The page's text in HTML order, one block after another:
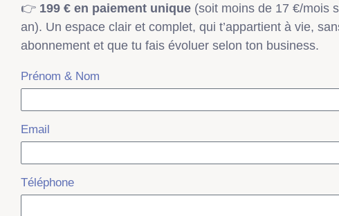
👉 199 € en paiement unique (soit moins de 17 €/mois
an). Un espace clair et complet, qui t’appartient à vie,
abonnement et que tu fais évoluer selon ton business.
Prénom & Nom
Email
Téléphone